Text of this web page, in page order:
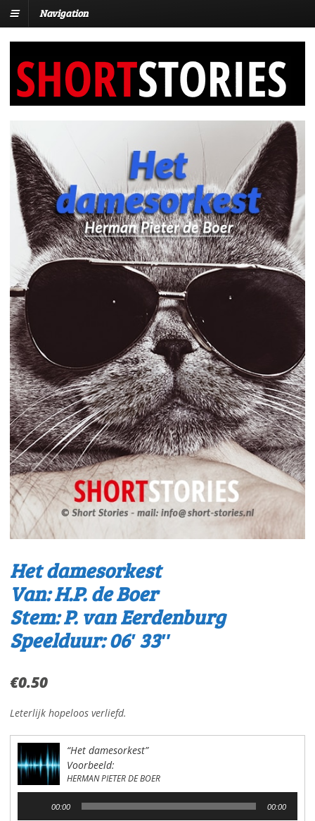
Navigation
Het damesorkest
Van: H.P. de Boer
Stem: P. van Eerdenburg
Speelduur: 06′ 33″
€0.50
Leterlijk hopeloos verliefd.
“Het damesorkest”
Voorbeeld:
HERMAN PIETER DE BOER
00:00 00:00